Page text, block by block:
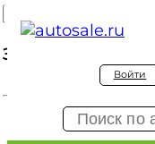
Войти
Заявка на покупку
Заявка